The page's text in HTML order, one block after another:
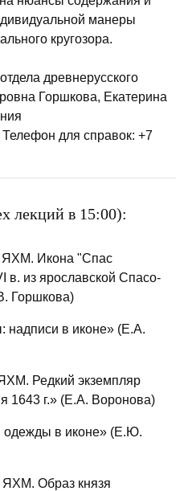
манеры
кругозора.
древнерусского
Горшкова, Екатерина
для справок: +7
лекций в 15:00):
ЯХМ. Икона "Спас
в. из ярославской Спасо-
Горшкова)
надписи в иконе» (Е.А.
Редкий экземпляр
1643 г.» (Е.А. Воронова)
одежды в иконе» (Е.Ю.
ЯХМ. Образ князя